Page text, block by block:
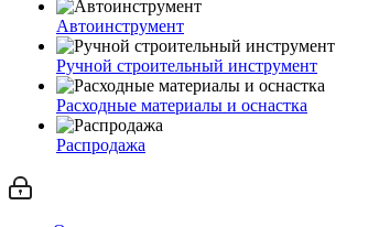
Автоинструмент
Ручной строительный инструмент
Расходные материалы и оснастка
Распродажа